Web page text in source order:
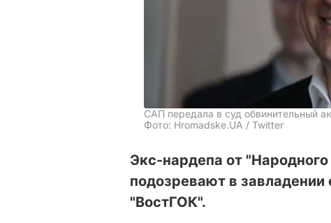
САП передала в суд обвинительный
Фото: Hromadske.UA / Twitter
Экс-нардепа от
подозревают в
"ВостГОК".